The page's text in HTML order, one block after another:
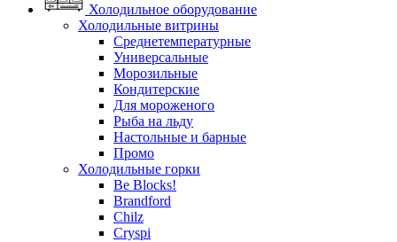
Холодильное оборудование
Холодильные витрины
Среднетемпературные
Универсальные
Морозильные
Кондитерские
Для мороженого
Рыба на льду
Настольные и барные
Промо
Холодильные горки
Be Blocks!
Brandford
Chilz
Cryspi